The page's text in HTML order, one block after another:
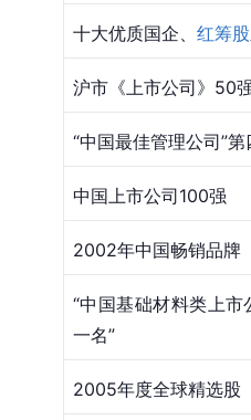
十大优质国企、 红筹股
沪市《上市公司》50
“中国最佳管理公司”第
中国上市公司100强
2002年中国畅销品牌
“中国基础材料类上市
一名”
2005年度全球精选股